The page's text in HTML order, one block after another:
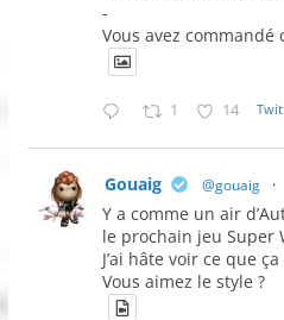
-
Vous avez commandé
1 14
Gouaig @gouaig ·
Y a comme un air
le prochain jeu Super
J’ai hâte voir ce que
Vous aimez le style ?